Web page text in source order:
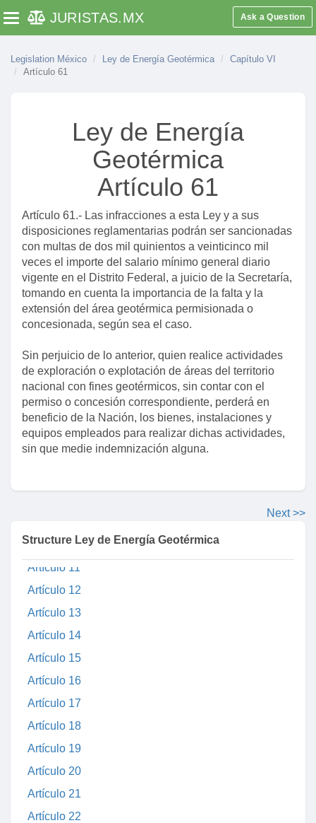
Toggle navigation
JURISTAS.MX Ask a Question
Legislation México Ley de Energía Geotérmica
Capítulo VI
Artículo 61
Ley de Energía
Geotérmica
Artículo 61
Artículo 61.- Las infracciones a esta Ley y a sus
disposiciones reglamentarias podrán ser sancionadas
con multas de dos mil quinientos a veinticinco mil
veces el importe del salario mínimo general diario
vigente en el Distrito Federal, a juicio de la Secretaría,
tomando en cuenta la importancia de la falta y la
extensión del área geotérmica permisionada o
concesionada, según sea el caso.
Sin perjuicio de lo anterior, quien realice actividades
de exploración o explotación de áreas del territorio
nacional con fines geotérmicos, sin contar con el
permiso o concesión correspondiente, perderá en
beneficio de la Nación, los bienes, instalaciones y
equipos empleados para realizar dichas actividades,
sin que medie indemnización alguna.
Next >>
Structure Ley de Energía Geotérmica
Artículo segundo
Capítulo I
Artículo 1
Artículo 3
Artículo 4
Artículo 5
Artículo 6
Artículo 7
Artículo 10
Artículo 11
Artículo 12
Artículo 13
Artículo 14
Artículo 15
Artículo 16
Artículo 17
Artículo 18
Artículo 19
Artículo 20
Artículo 21
Artículo 22